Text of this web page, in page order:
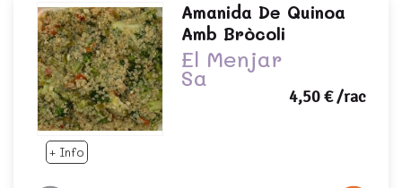
+ Info
Amanida De Quinoa
Amb Bròcoli
El Menjar
Sa
4,50 €/rac